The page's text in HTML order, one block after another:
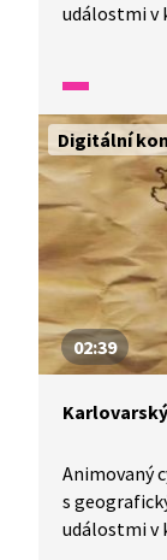
událostmi v
Digitální
02:39
Animovaný
s
událostmi v